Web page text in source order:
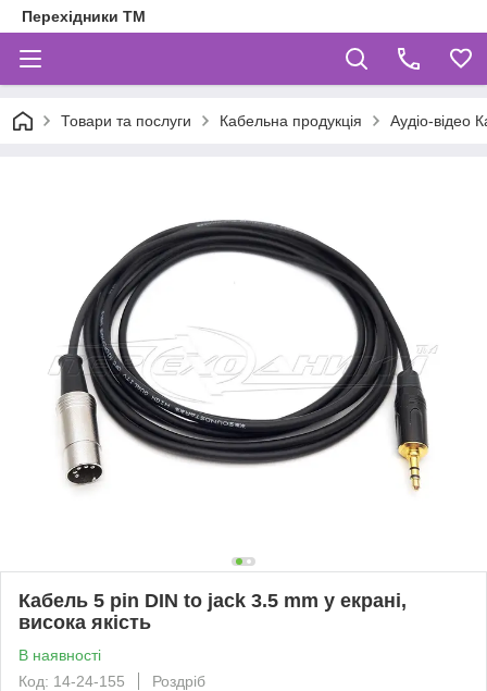
Перехідники ТМ
Товари та послуги Кабельна продукція Аудіо-відео
Кабель 5 pin DIN to jack 3.5 mm у екрані,
висока якість
В наявності
Код: 14-24-155
Роздріб